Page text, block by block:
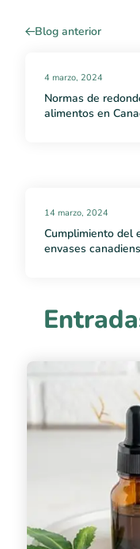
Blog anterior
4 marzo, 2024
Normas de
alimentos en
14 marzo, 2024
Cumplimiento del
envases